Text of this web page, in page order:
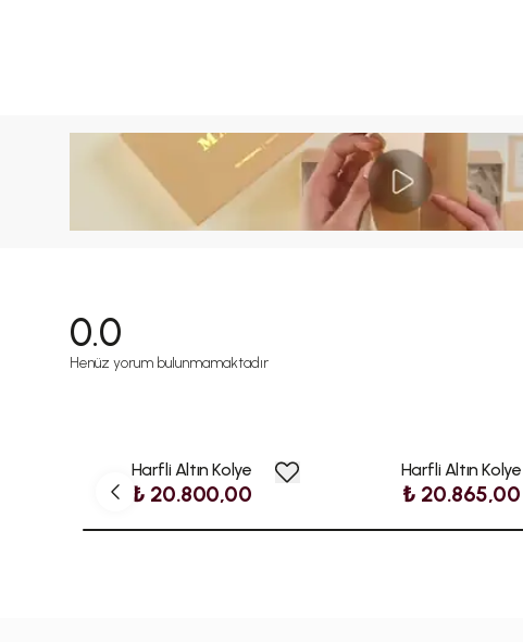
0.0
Henüz yorum bulunmamaktadır
Harfli Altın Kolye
₺ 20.800,00
Harfli Altın Kolye
₺ 20.865,00